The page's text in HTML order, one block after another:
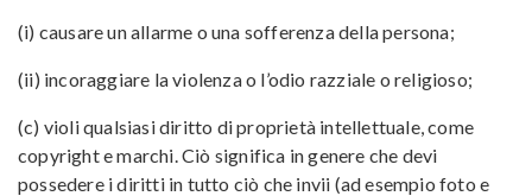
(i) causare un allarme o una sofferenza della persona;
(ii) incoraggiare la violenza o l’odio razziale o religioso;
(c) violi qualsiasi diritto di proprietà intellettuale, come
copyright e marchi. Ciò significa in genere che devi
possedere i diritti in tutto ciò che invii (ad esempio foto e